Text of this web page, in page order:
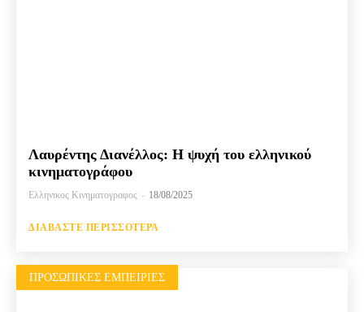
Λαυρέντης Διανέλλος: Η ψυχή του ελληνικού
κινηματογράφου
Ελληνικος Κινηματογραφος - 18/08/2025
ΔΙΑΒΆΣΤΕ ΠΕΡΙΣΣΌΤΕΡΑ
ΠΡΟΣΩΠΙΚΈΣ ΕΜΠΕΙΡΊΕΣ